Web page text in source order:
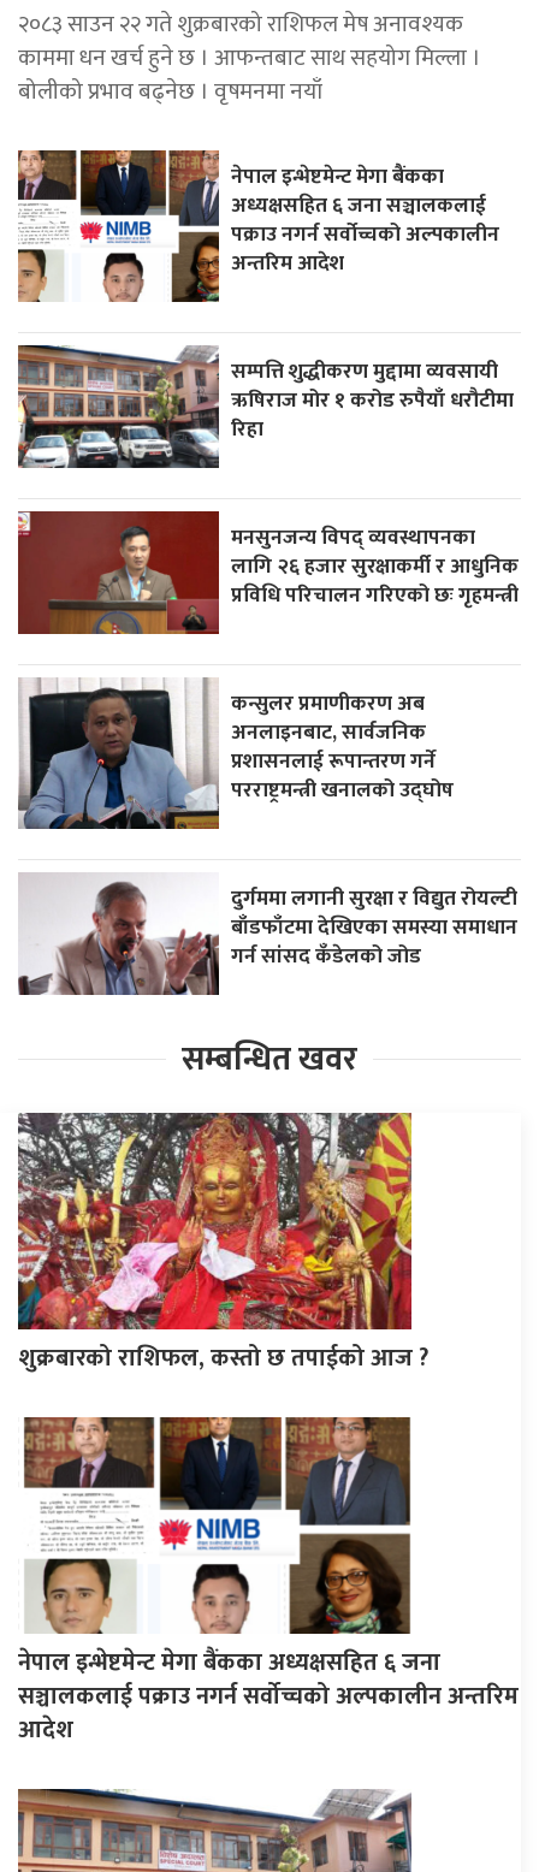
२०८३ साउन २२ गते शुक्रबारको राशिफल मेष अनावश्यक
काममा धन खर्च हुने छ । आफन्तबाट साथ सहयोग मिल्ला ।
बोलीको प्रभाव बढ्नेछ । वृषमनमा नयाँ
नेपाल इन्भेष्टमेन्ट मेगा बैंकका
अध्यक्षसहित ६ जना सञ्चालकलाई
पक्राउ नगर्न सर्वोच्चको अल्पकालीन
अन्तरिम आदेश
सम्पत्ति शुद्धीकरण मुद्दामा व्यवसायी
ऋषिराज मोर १ करोड रुपैयाँ धरौटीमा
रिहा
मनसुनजन्य विपद् व्यवस्थापनका
लागि २६ हजार सुरक्षाकर्मी र आधुनिक
प्रविधि परिचालन गरिएको छः गृहमन्त्री
कन्सुलर प्रमाणीकरण अब
अनलाइनबाट, सार्वजनिक
प्रशासनलाई रूपान्तरण गर्ने
परराष्ट्रमन्त्री खनालको उद्घोष
दुर्गममा लगानी सुरक्षा र विद्युत रोयल्टी
बाँडफाँटमा देखिएका समस्या समाधान
गर्न सांसद कँडेलको जोड
सम्बन्धित खवर
शुक्रबारको राशिफल, कस्तो छ तपाईको आज ?
नेपाल इन्भेष्टमेन्ट मेगा बैंकका अध्यक्षसहित ६ जना
सञ्चालकलाई पक्राउ नगर्न सर्वोच्चको अल्पकालीन अन्तरिम
आदेश